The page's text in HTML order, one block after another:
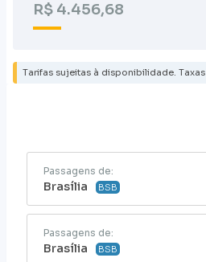
R$ 4.456,68
Tarifas sujeitas à disponibilidade.
Passagens de:
Brasília BSB
Passagens de:
Brasília BSB